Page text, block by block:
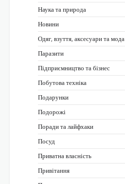
Наука та природа
Новини
Одяг, взуття, аксесуари та мода
Паразити
Підприємництво та бізнес
Побутова техніка
Подарунки
Подорожі
Поради та лайфхаки
Посуд
Приватна власність
Привітання